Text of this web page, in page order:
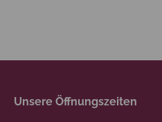
Unsere Öffnungszeiten